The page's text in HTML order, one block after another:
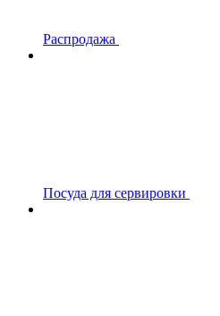
Распродажа
Посуда для сервировки